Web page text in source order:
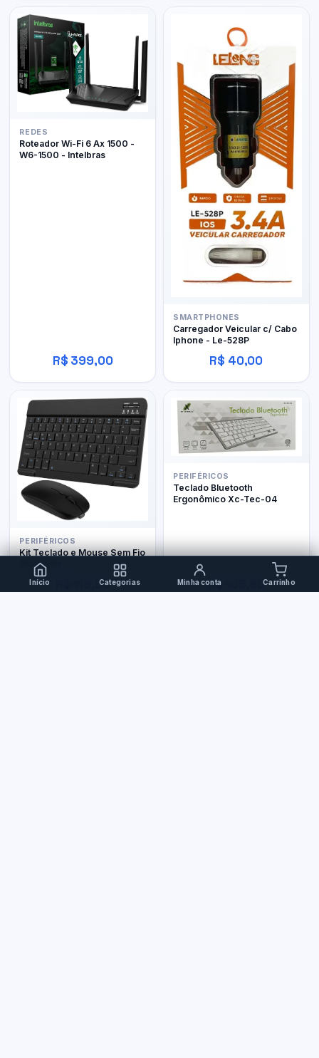
Início Categorias Minha conta Carrinho
REDES
Roteador Wi-Fi 6 Ax 1500 -
W6-1500 - Intelbras
R$ 399,00
SMARTPHONES
Carregador Veicular c/ Cabo
Iphone - Le-528P
R$ 40,00
PERIFÉRICOS
Kit Teclado e Mouse Sem Fio
Bluetooth
R$ 119,90
PERIFÉRICOS
Teclado Bluetooth
Ergonômico Xc-Tec-04
R$ 105,90